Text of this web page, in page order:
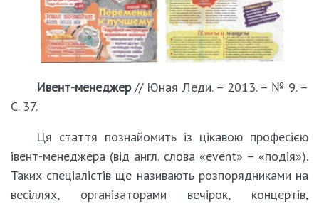
Ивент-менеджер// Юная Леди. – 2013. – № 9. –
С. 37.
Ця стаття познайомить із цікавою професією
івент-менеджера (від англ. слова «event» – «подія»).
Таких спеціалістів ще називають розпорядниками на
весіллях, організаторами вечірок, концертів,